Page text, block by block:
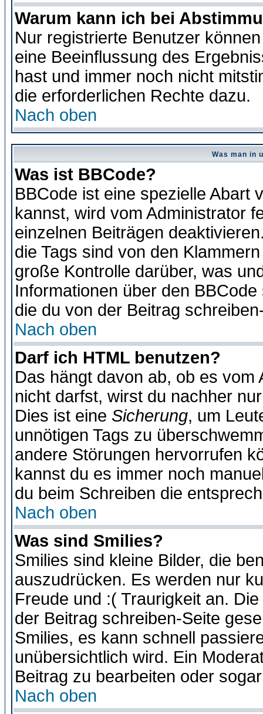
Warum kann ich bei
Nur registrierte Benutzer
eine Beeinflussung des
hast und immer noch nicht
die erforderlichen Rechte dazu.
Nach oben
Was man in
Was ist BBCode?
BBCode ist eine spezielle Abart
kannst, wird vom Administrator
einzelnen Beiträgen
die Tags sind von den
große Kontrolle darüber, was
Informationen über den
die du von der Beitrag
Nach oben
Darf ich HTML benutzen?
Das hängt davon ab, ob es
nicht darfst, wirst du nachher
Dies ist eine Sicherung, um
unnötigen Tags zu
andere Störungen hervorrufen
kannst du es immer noch
du beim Schreiben die
Nach oben
Was sind Smilies?
Smilies sind kleine Bilder, die
auszudrücken. Es werden nur
Freude und :( Traurigkeit an.
der Beitrag schreiben-Seite
Smilies, es kann schnell
unübersichtlich wird. Ein
Beitrag zu bearbeiten oder
Nach oben